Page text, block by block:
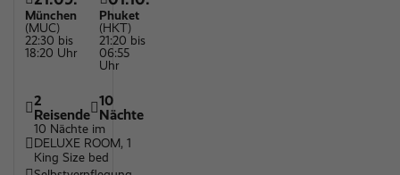
München
(MUC)
22:30 bis
18:20 Uhr
Phuket
(HKT)
21:20 bis
06:55
Uhr
2
Reisende
10
Nächte
10 Nächte im
DELUXE ROOM, 1
King Size bed